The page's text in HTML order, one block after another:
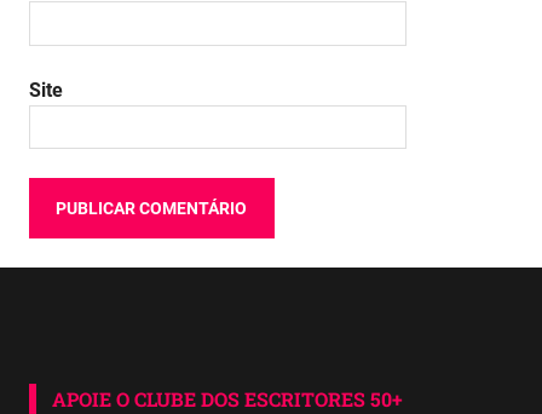
Site
APOIE O CLUBE DOS ESCRITORES 50+